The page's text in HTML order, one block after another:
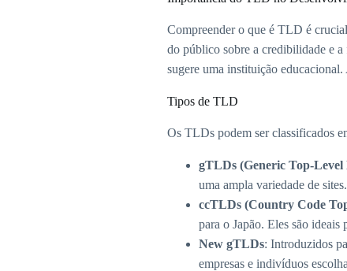
Compreender o que é TLD é
do público sobre a credibilidade e
sugere uma instituição
Tipos de TLD
Os TLDs podem ser classificados
gTLDs (Generic Top-Level
uma ampla variedade de sites.
ccTLDs (Country Code
para o Japão. Eles são ideais
New gTLDs: Introduzidos
empresas e indivíduos